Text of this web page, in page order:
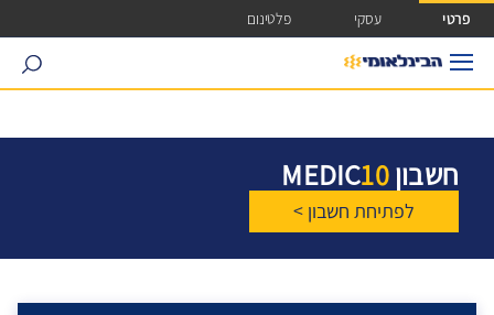
גישה ישירה לכפתור כניסה לחשבונך
פרטי עסקי פלטינום
search
חשבון10
MEDIC
לפתיחת חשבון >